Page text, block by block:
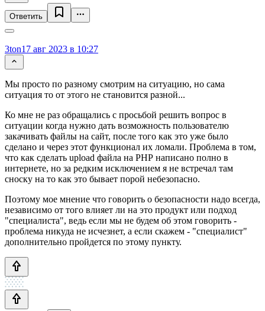
Ответить
3ton17 авг 2023 в 10:27
Мы просто по разному смотрим на ситуацию, но сама
ситуация то от этого не становится разной...
Ко мне не раз обращались с просьбой решить вопрос в
ситуации когда нужно дать возможность пользователю
закачивать файлы на сайт, после того как это уже было
сделано и через этот функционал их ломали. Проблема в том,
что как сделать upload файла на РНР написано полно в
интернете, но за редким исключением я не встречал там
сноску на то как это бывает порой небезопасно.
Поэтому мое мнение что говорить о безопасности надо всегда,
независимо от того влияет ли на это продукт или подход
"специалиста", ведь если мы не будем об этом говорить -
проблема никуда не исчезнет, а если скажем - "специалист"
дополнительно пройдется по этому пункту.